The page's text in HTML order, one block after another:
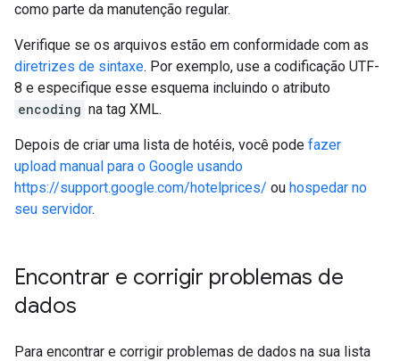
como parte da manutenção regular.
Verifique se os arquivos estão em conformidade com as
diretrizes de sintaxe. Por exemplo, use a codificação UTF-
8 e especifique esse esquema incluindo o atributo
encoding na tag XML.
Depois de criar uma lista de hotéis, você pode fazer
upload manual para o Google usando
https://support.google.com/hotelprices/ ou hospedar no
seu servidor.
Encontrar e corrigir problemas de
dados
Para encontrar e corrigir problemas de dados na sua lista